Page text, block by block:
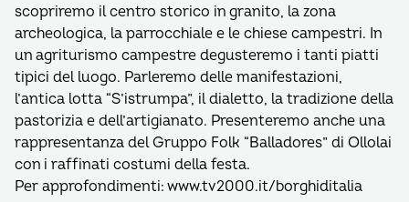
scopriremo il centro storico in granito, la zona
archeologica, la parrocchiale e le chiese campestri. In
un agriturismo campestre degusteremo i tanti piatti
tipici del luogo. Parleremo delle manifestazioni,
l’antica lotta “S’istrumpa”, il dialetto, la tradizione della
pastorizia e dell’artigianato. Presenteremo anche una
rappresentanza del Gruppo Folk “Balladores” di Ollolai
con i raffinati costumi della festa.
Per approfondimenti: www.tv2000.it/borghiditalia